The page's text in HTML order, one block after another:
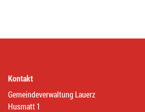
Kontakt
Gemeindeverwaltung Lauerz
Husmatt 1